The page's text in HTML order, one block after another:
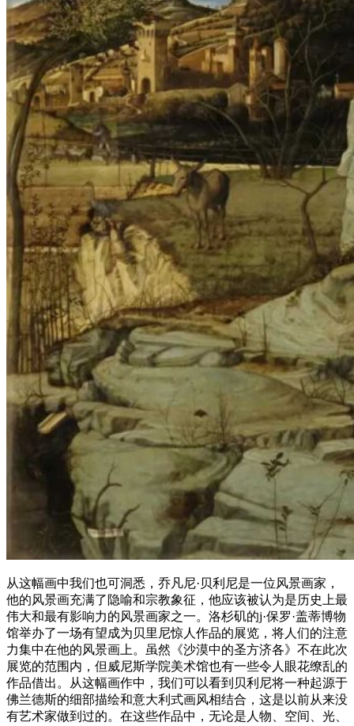
从这幅画中我们也可洞悉，乔凡尼·贝利尼是一位风景画家，
他的风景画充满了隐喻和宗教象征，他应该被认为是历史上最
伟大和最有影响力的风景画家之一。洛杉矶的j·保罗·盖蒂博物
馆举办了一场有望成为贝里尼惊人作品的展览，将人们的注意
力集中在他的风景画上。虽然《沙漠中的圣方济各》不在此次
展览的范围内，但威尼斯学院美术馆也有一些令人眼花缭乱的
作品借出。从这幅画作中，我们可以看到贝利尼将一种起源于
佛兰德斯的细部描绘和意大利式画风相结合，这是以前从来没
有艺术家做到过的。在这些作品中，无论是人物、空间、光、